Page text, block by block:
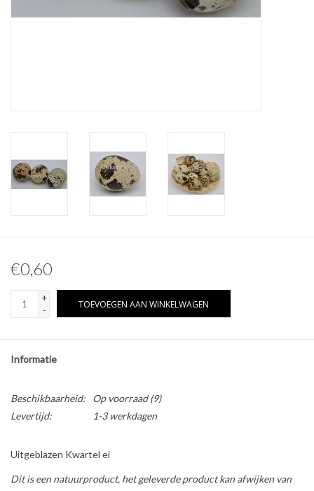
Huiden & vachten
Hoorns & Geweien
€0,60
+
-
TOEVOEGEN AAN WINKELWAGEN
Informatie
Beschikbaarheid: Op voorraad(9)
Levertijd:
1-3 werkdagen
Uitgeblazen Kwartel ei
Dit is een natuurproduct, het geleverde product kan afwijken van